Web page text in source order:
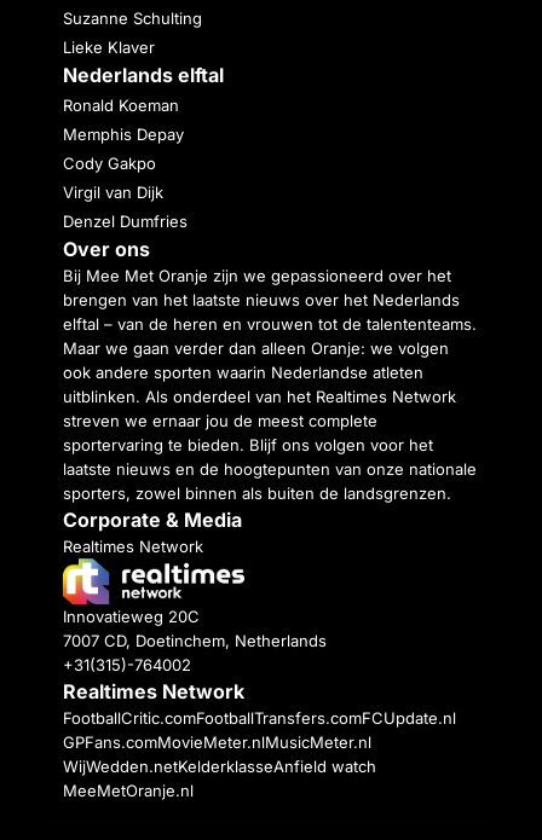
Suzanne Schulting
Lieke Klaver
Nederlands elftal
Ronald Koeman
Memphis Depay
Cody Gakpo
Virgil van Dijk
Denzel Dumfries
Over ons
Bij Mee Met Oranje zijn we gepassioneerd over het
brengen van het laatste nieuws over het Nederlands
elftal – van de heren en vrouwen tot de talententeams.
Maar we gaan verder dan alleen Oranje: we volgen
ook andere sporten waarin Nederlandse atleten
uitblinken. Als onderdeel van het Realtimes Network
streven we ernaar jou de meest complete
sportervaring te bieden. Blijf ons volgen voor het
laatste nieuws en de hoogtepunten van onze nationale
sporters, zowel binnen als buiten de landsgrenzen.
Corporate & Media
Realtimes Network
Innovatieweg 20C
7007 CD, Doetinchem, Netherlands
+31(315)-764002
Realtimes Network
FootballCritic.comFootballTransfers.comFCUpdate.nl
GPFans.comMovieMeter.nlMusicMeter.nl
WijWedden.netKelderklasseAnfield watch
MeeMetOranje.nl